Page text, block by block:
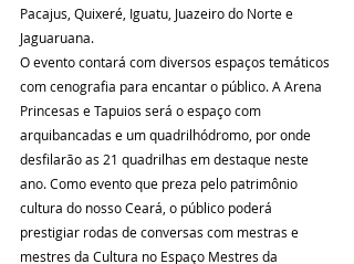
Pacajus, Quixeré, Iguatu, Juazeiro do Norte e
Jaguaruana.
O evento contará com diversos espaços temáticos
com cenografia para encantar o público. A Arena
Princesas e Tapuios será o espaço com
arquibancadas e um quadrilhódromo, por onde
desfilarão as 21 quadrilhas em destaque neste
ano. Como evento que preza pelo patrimônio
cultura do nosso Ceará, o público poderá
prestigiar rodas de conversas com mestras e
mestres da Cultura no Espaço Mestres da